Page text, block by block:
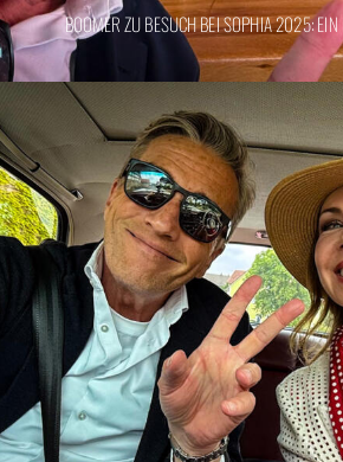
BOOMER ZU BESUCH BEI SOPHIA 2025: EIN